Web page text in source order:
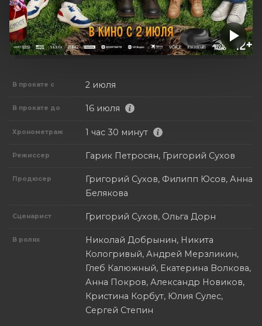
В прокате с 2 июля
В прокате до 16 июля
Хронометраж 1 час 30 минут
Режиссер Гарик Петросян, Григорий Сухов
Продюсер
Григорий Сухов, Филипп Юсов, Анна
Белякова
Сценарист Григорий Сухов, Ольга Дорн
В ролях
Николай Добрынин, Никита
Кологривый, Андрей Мерзликин,
Глеб Калюжный, Екатерина Волкова,
Анна Покров, Александр Новиков,
Кристина Корбут, Юлия Сулес,
Сергей Степин